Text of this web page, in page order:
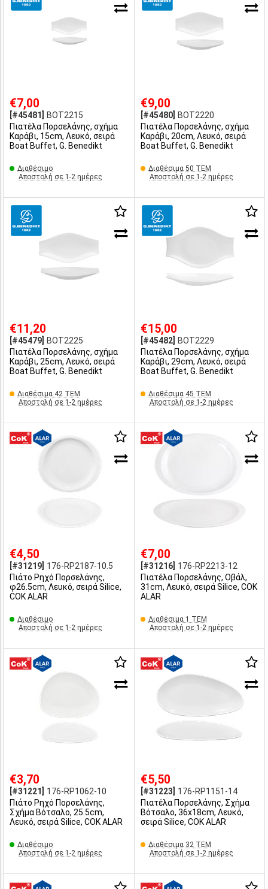
€7,00
[#45481]
BOT2215
Πιατέλα Πορσελάνης, σχήμα
Καράβι, 15cm, Λευκό, σειρά
Boat Buffet, G. Benedikt
Διαθέσιμο
Αποστολή σε 1-2 ημέρες
€9,00
[#45480]
BOT2220
Πιατέλα Πορσελάνης, σχήμα
Καράβι, 20cm, Λευκό, σειρά
Boat Buffet, G. Benedikt
Διαθέσιμα 50 ΤΕΜ
Αποστολή σε 1-2 ημέρες
€11,20
[#45479]
BOT2225
Πιατέλα Πορσελάνης, σχήμα
Καράβι, 25cm, Λευκό, σειρά
Boat Buffet, G. Benedikt
Διαθέσιμα 42 ΤΕΜ
Αποστολή σε 1-2 ημέρες
€15,00
[#45482]
BOT2229
Πιατέλα Πορσελάνης, σχήμα
Καράβι, 29cm, Λευκό, σειρά
Boat Buffet, G. Benedikt
Διαθέσιμα 45 ΤΕΜ
Αποστολή σε 1-2 ημέρες
€4,50
[#31219] 176-RP2187-10.5
Πιάτο Ρηχό Πορσελάνης,
φ26.5cm, Λευκό, σειρά Silice,
COK ALAR
Διαθέσιμο
Αποστολή σε 1-2 ημέρες
€7,00
[#31216] 176-RP2213-12
Πιατέλα Πορσελάνης, Οβάλ,
31cm, Λευκό, σειρά Silice, COK
ALAR
Διαθέσιμα 1 ΤΕΜ
Αποστολή σε 1-2 ημέρες
€3,70
[#31221]
176-RP1062-10
Πιάτο Ρηχό Πορσελάνης,
Σχήμα Βότσαλο, 25.5cm,
Λευκό, σειρά Silice, COK ALAR
Διαθέσιμο
Αποστολή σε 1-2 ημέρες
€5,50
[#31223]
176-RP1151-14
Πιατέλα Πορσελάνης, Σχήμα
Βότσαλο, 36x18cm, Λευκό,
σειρά Silice, COK ALAR
Διαθέσιμα 32 ΤΕΜ
Αποστολή σε 1-2 ημέρες